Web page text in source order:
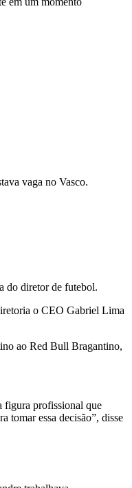
vaga no Vasco.
do diretor de futebol.
o CEO Gabriel Lima
ao Red Bull Bragantino,
figura profissional que
tomar essa decisão”, disse